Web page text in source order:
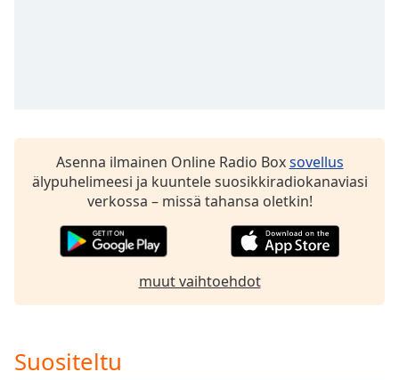
the
Background
Color
Asenna ilmainen Online Radio Boxsovellus
älypuhelimeesi ja kuuntele suosikkiradiokanaviasi
verkossa – missä tahansa oletkin!
muut vaihtoehdot
Suositeltu